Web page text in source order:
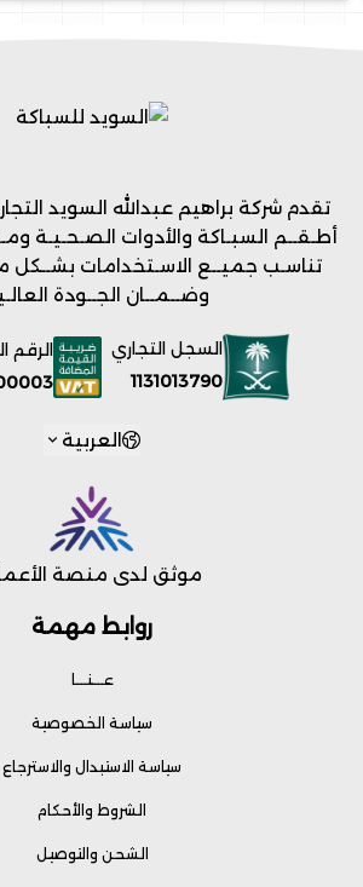
روابط مهمة
عـــنـــا
سياسة الخصوصية
سياسة الاستبدال والاسترجاع
الشروط والأحكام
الشحن والتوصيل
تقدم شركة براهيم عبدالله السويد
أطـقــم السبـاكة والأدوات الصـحـيـة
تناسـب جميــع الاسـتخدامات بشــكل
وضــمــان الجــودة
السجل التجاري
1131013790
الرقم
العربية
موثق لدى منصة